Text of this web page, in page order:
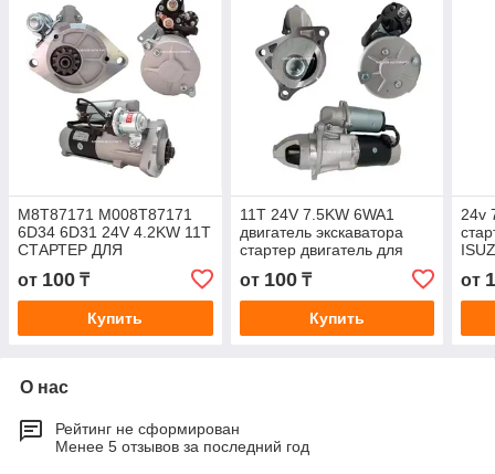
M8T87171 M008T87171
6D34 6D31 24V 4.2KW 11T
СТАРТЕР ДЛЯ
ДВИГАТЕЛЯ NEW
HOLLAND
от 100 ₸
Купить
11T 24V 7.5KW 6WA1
двигатель экскаватора
стартер двигатель для
ISUZU 0-23000-7400 1-
81100-305-0 0230007400
181
от 100₸
Купить
24v
от
О нас
Рейтинг не сформирован
Менее 5 отзывов за последний год